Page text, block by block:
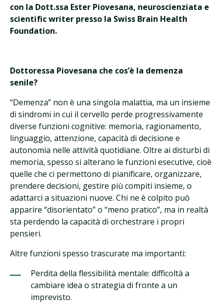
con la Dott.ssa Ester Piovesana, neuroscienziata e
scientific writer presso la Swiss Brain Health
Foundation.
Dottoressa Piovesana che cos’è la demenza
senile?
“Demenza” non è una singola malattia, ma un insieme
di sindromi in cui il cervello perde progressivamente
diverse funzioni cognitive: memoria, ragionamento,
linguaggio, attenzione, capacità di decisione e
autonomia nelle attività quotidiane. Oltre ai disturbi di
memoria, spesso si alterano le funzioni esecutive, cioè
quelle che ci permettono di pianificare, organizzare,
prendere decisioni, gestire più compiti insieme, o
adattarci a situazioni nuove. Chi ne è colpito può
apparire “disorientato” o “meno pratico”, ma in realtà
sta perdendo la capacità di orchestrare i propri
pensieri.
Altre funzioni spesso trascurate ma importanti:
Perdita della flessibilità mentale: difficoltà a
cambiare idea o strategia di fronte a un
imprevisto.